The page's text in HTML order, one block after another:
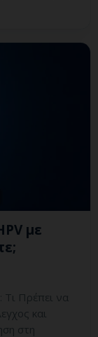
με
Τι Πρέπει να
και
στη